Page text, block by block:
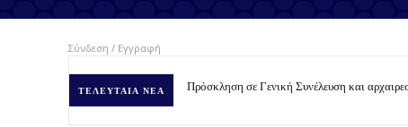
Σύνδεση / Εγγραφή
ΤΕΛΕΥΤΑΊΑ ΝΈΑ Πρόσκληση σε Γενική Συνέλευση και